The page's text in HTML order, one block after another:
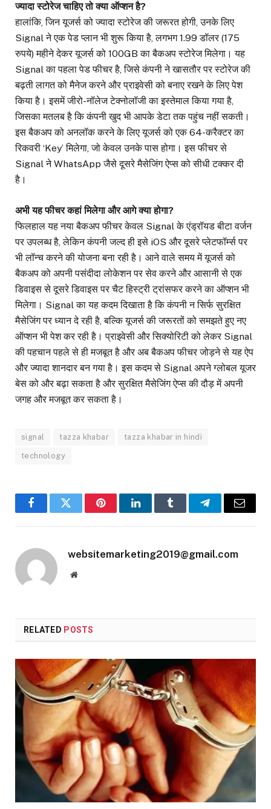
ज्यादा स्टोरेज चाहिए तो क्या ऑप्शन है?
हालांकि, जिन यूजर्स को ज्यादा स्टोरेज की जरूरत होगी, उनके लिए
Signal ने एक पेड प्लान भी शुरू किया है, लगभग 1.99 डॉलर (175
रुपये) महीने देकर यूजर्स को 100GB का बैकअप स्टोरेज मिलेगा। यह
Signal का पहला पेड फीचर है, जिसे कंपनी ने खासतौर पर स्टोरेज की
बढ़ती लागत को मैनेज करने और प्राइवेसी को बनाए रखने के लिए पेश
किया है। इसमें जीरो-नॉलेज टेक्नोलॉजी का इस्तेमाल किया गया है,
जिसका मतलब है कि कंपनी खुद भी आपके डेटा तक पहुंच नहीं सकती।
इस बैकअप को अनलॉक करने के लिए यूजर्स को एक 64-करैक्टर का
रिकवरी ‘Key’ मिलेगा, जो केवल उनके पास होगा। इस फीचर से
Signal ने WhatsApp जैसे दूसरे मैसेजिंग ऐप्स को सीधी टक्कर दी
है।
अभी यह फीचर कहां मिलेगा और आगे क्या होगा?
फिलहाल यह नया बैकअप फीचर केवल Signal के एंड्रॉयड बीटा वर्जन
पर उपलब्ध है, लेकिन कंपनी जल्द ही इसे iOS और दूसरे प्लेटफॉर्म्स पर
भी लॉन्च करने की योजना बना रही है। आने वाले समय में यूजर्स को
बैकअप को अपनी पसंदीदा लोकेशन पर सेव करने और आसानी से एक
डिवाइस से दूसरे डिवाइस पर चैट हिस्ट्री ट्रांसफर करने का ऑप्शन भी
मिलेगा। Signal का यह कदम दिखाता है कि कंपनी न सिर्फ सुरक्षित
मैसेजिंग पर ध्यान दे रही है, बल्कि यूजर्स की जरूरतों को समझते हुए नए
ऑप्शन भी पेश कर रही है। प्राइवेसी और सिक्योरिटी को लेकर Signal
की पहचान पहले से ही मजबूत है और अब बैकअप फीचर जोड़ने से यह ऐप
और ज्यादा शानदार बन गया है। इस कदम से Signal अपने ग्लोबल यूजर
बेस को और बढ़ा सकता है और सुरक्षित मैसेजिंग ऐप्स की दौड़ में अपनी
जगह और मजबूत कर सकता है।
signal tazza khabar tazza khabar in hindi
technology
FacebookTwitter PinterestLinkedInTumblr TelegramEmail
websitemarketing2019@gmail.com
Website
RELATED POSTS